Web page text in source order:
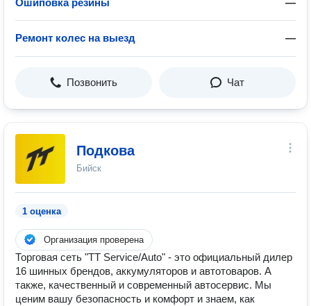
Ошиповка резины —
Ремонт колес на выезд —
Позвонить Чат
Подкова
Бийск
1 оценка
Организация проверена
Торговая сеть "TT Service/Auto" - это официальный дилер
16 шинных брендов, аккумуляторов и автотоваров. А
также, качественный и современный автосервис. Мы
ценим вашу безопасность и комфорт и знаем, как